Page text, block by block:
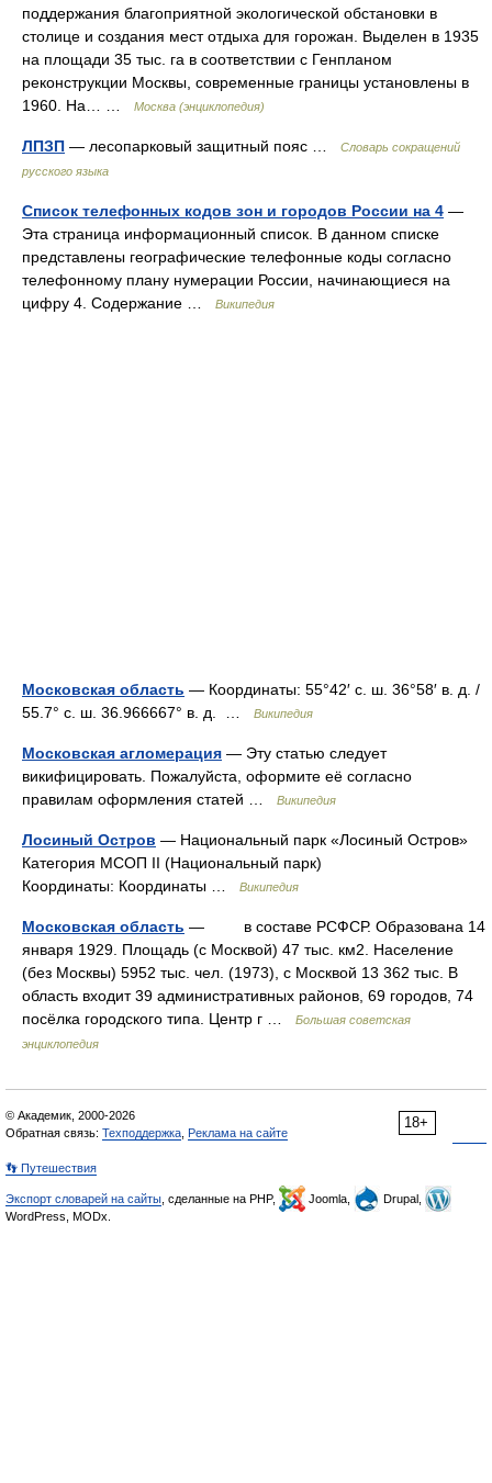
поддержания благоприятной экологической обстановки в
столице и создания мест отдыха для горожан. Выделен в 1935
на площади 35 тыс. га в соответствии с Генпланом
реконструкции Москвы, современные границы установлены в
1960. На… …
Москва (энциклопедия)
ЛПЗП — лесопарковый защитный пояс …
Словарь сокращений
русского языка
Список телефонных кодов зон и городов России на 4 —
Эта страница информационный список. В данном списке
представлены географические телефонные коды согласно
телефонному плану нумерации России, начинающиеся на
цифру 4. Содержание …
Википедия
Московская область — Координаты: 55°42′ с. ш. 36°58′ в. д. /
55.7° с. ш. 36.966667° в. д. …
Википедия
Московская агломерация — Эту статью следует
викифицировать. Пожалуйста, оформите её согласно
правилам оформления статей …
Википедия
Лосиный Остров — Национальный парк «Лосиный Остров»
Категория МСОП II (Национальный парк)
Координаты: Координаты …
Википедия
Московская область — в составе РСФСР. Образована 14
января 1929. Площадь (с Москвой) 47 тыс. км2. Население
(без Москвы) 5952 тыс. чел. (1973), с Москвой 13 362 тыс. В
область входит 39 административных районов, 69 городов, 74
посёлка городского типа. Центр г …
Большая советская
энциклопедия
18+
© Академик, 2000-2026
Обратная связь: Техподдержка Реклама на сайте
👣 Путешествия
Экспорт словарей на сайты , сделанные на PHP, Joomla,
Drupal,
WordPress, MODx.